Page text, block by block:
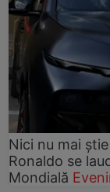
Nici nu mai
Ronaldo se
Mondială